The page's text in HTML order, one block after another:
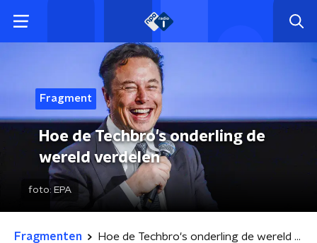
Fragment
Hoe de Techbro's onderling de
wereld verdelen
foto: EPA
Fragmenten Hoe de Techbro's onderling de wereld verdelen